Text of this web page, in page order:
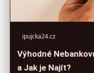
ipujcka24.cz
Výhodné
a Jak je Najít?